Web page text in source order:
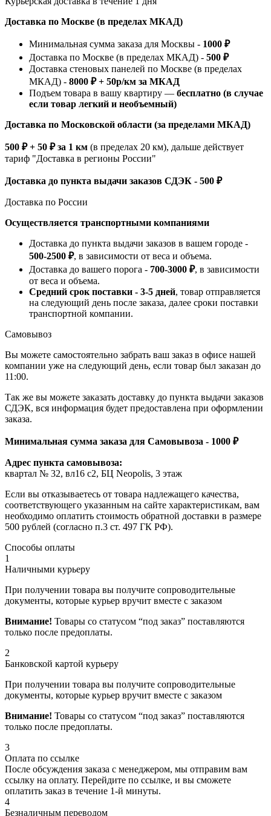
Доставка по Москве (в пределах МКАД)
Минимальная сумма заказа для Москвы - 1000 ₽
Доставка по Москве (в пределах МКАД) - 500 ₽
Доставка стеновых панелей по Москве (в пределах
МКАД) - 8000 ₽ + 50р/км за МКАД
Подъем товара в вашу квартиру — бесплатно (в случае
если товар легкий и необъемный)
Доставка по Московской области (за пределами МКАД)
500 ₽ + 50 ₽ за 1 км (в пределах 20 км), дальше действует
тариф "Доставка в регионы России"
Доставка до пункта выдачи заказов СДЭК - 500 ₽
Доставка по России
Осуществляется транспортными компаниями
Доставка до пункта выдачи заказов в вашем городе -
500-2500 ₽, в зависимости от веса и объема.
Доставка до вашего порога - 700-3000 ₽, в зависимости
от веса и объема.
Средний срок поставки - 3-5 дней, товар отправляется
на следующий день после заказа, далее сроки поставки
транспортной компании.
Самовывоз
Вы можете самостоятельно забрать ваш заказ в офисе нашей
компании уже на следующий день, если товар был заказан до
11:00.
Так же вы можете заказать доставку до пункта выдачи заказов
СДЭК, вся информация будет предоставлена при оформлении
заказа.
Минимальная сумма заказа для Самовывоза - 1000 ₽
Адрес пункта самовывоза:
квартал № 32, вл16 с2, БЦ Neopolis, 3 этаж
Если вы отказываетесь от товара надлежащего качества,
соответствующего указанным на сайте характеристикам, вам
необходимо оплатить стоимость обратной доставки в размере
500 рублей (согласно п.3 ст. 497 ГК РФ).
Способы оплаты
1
Наличными курьеру
При получении товара вы получите сопроводительные
документы, которые курьер вручит вместе с заказом
Внимание! Товары со статусом “под заказ” поставляются
только после предоплаты.
2
Банковской картой курьеру
При получении товара вы получите сопроводительные
документы, которые курьер вручит вместе с заказом
Внимание! Товары со статусом “под заказ” поставляются
только после предоплаты.
3
Оплата по ссылке
После обсуждения заказа с менеджером, мы отправим вам
ссылку на оплату. Перейдите по ссылке, и вы сможете
оплатить заказ в течение 1-й минуты.
4
Безналичным переводом